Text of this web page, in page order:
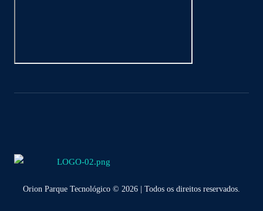
Orion Parque Tecnológico © 2026 | Todos os direitos reservados.